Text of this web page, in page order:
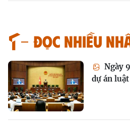
Đọc nhiều
Ngày
dự án